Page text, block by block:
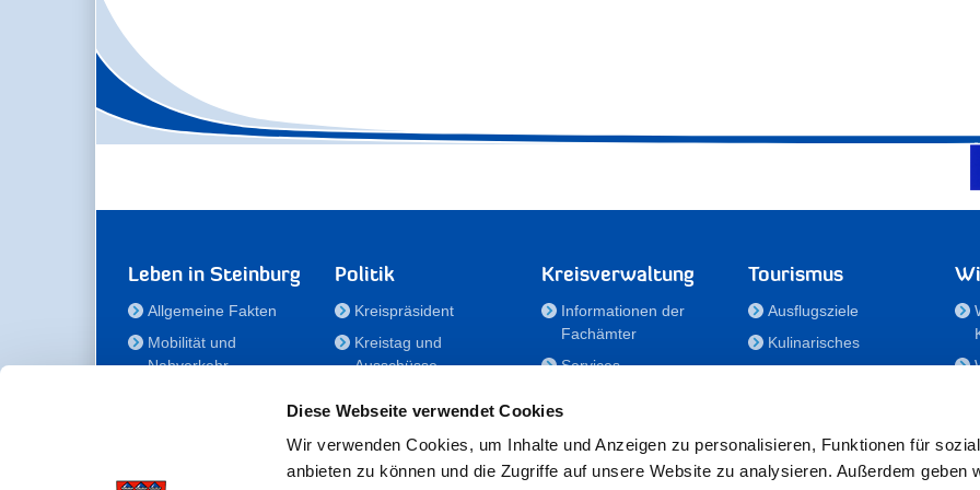
Diese Webseite verwendet Cookies
Wir verwenden Cookies, um Inhalte und Anzeigen zu personalisieren, Funktionen für
anbieten zu können und die Zugriffe auf unsere Website zu analysieren. Außerdem geben
Leben in Steinburg
Allgemeine Fakten
Mobilität und
Nahverkehr
Politik
Kreispräsident
Kreistag und
Ausschüsse
für Menschen mit
Behinderung
Der
Kreisverwaltung
Informationen der
Fachämter
Services
Nachwuchskräfte
Notdienste
Bekanntmachungen
Tourismus
Ausflugsziele
Kulinarisches
Veranstaltungen